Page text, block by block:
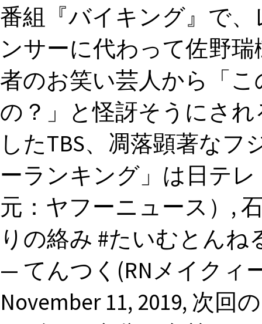
番組『バイキング』で
ンサーに代わって佐野
者のお笑い芸人から「
の？」と怪訝そうにさ
したTBS、凋落顕著な
ーランキング」は日テ
元：ヤフーニュース）,
りの絡み #たいむとんね
— てんつく(RNメイクィ
November 11, 2019, 次